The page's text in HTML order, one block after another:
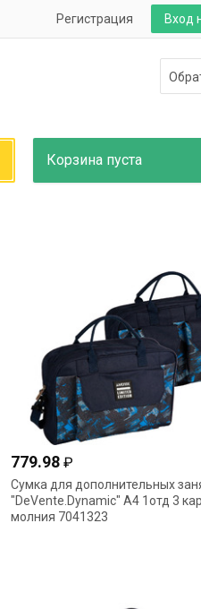
Вход
Регистрация
Корзина пуста
779.98 ₽
Сумка для дополнительных
"DeVente.Dynamic" А4 1отд 3
молния 7041323